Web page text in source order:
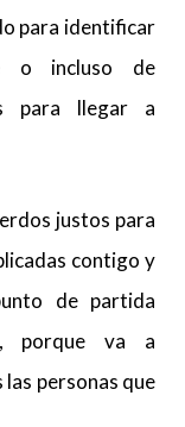
para identificar
o incluso de
para llegar a
justos para
contigo y
de partida
porque va a
personas que